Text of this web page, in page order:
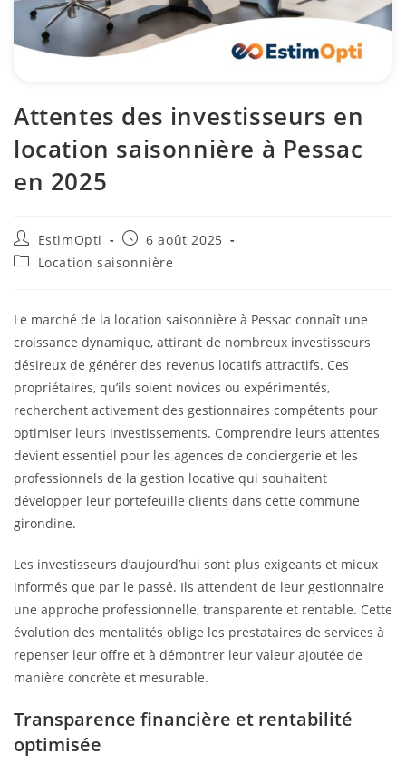
Attentes des investisseurs en
location saisonnière à Pessac
en 2025
EstimOpti
6 août 2025
Location saisonnière
Le marché de la location saisonnière à Pessac connaît une
croissance dynamique, attirant de nombreux investisseurs
désireux de générer des revenus locatifs attractifs. Ces
propriétaires, qu’ils soient novices ou expérimentés,
recherchent activement des gestionnaires compétents pour
optimiser leurs investissements. Comprendre leurs attentes
devient essentiel pour les agences de conciergerie et les
professionnels de la gestion locative qui souhaitent
développer leur portefeuille clients dans cette commune
girondine.
Les investisseurs d’aujourd’hui sont plus exigeants et mieux
informés que par le passé. Ils attendent de leur gestionnaire
une approche professionnelle, transparente et rentable. Cette
évolution des mentalités oblige les prestataires de services à
repenser leur offre et à démontrer leur valeur ajoutée de
manière concrète et mesurable.
Transparence financière et rentabilité
optimisée